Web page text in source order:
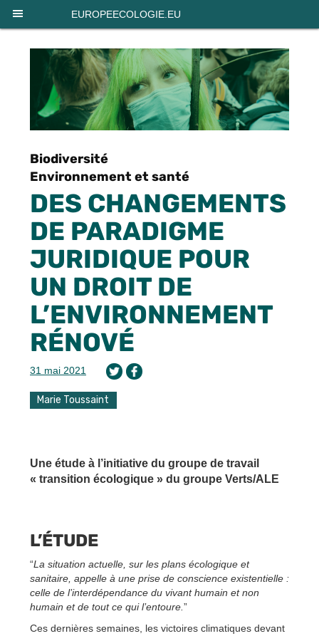
EUROPEECOLOGIE.EU
Biodiversité
Environnement et santé
DES CHANGEMENTS
DE PARADIGME
JURIDIQUE POUR
UN DROIT DE
L’ENVIRONNEMENT
RÉNOVÉ
31 mai 2021
Marie Toussaint
Une étude à l’initiative du groupe de travail
« transition écologique » du groupe Verts/ALE
L’ÉTUDE
“La situation actuelle, sur les plans écologique et
sanitaire, appelle à une prise de conscience existentielle :
celle de l’interdépendance du vivant humain et non
humain et de tout ce qui l’entoure. ”
Ces dernières semaines, les victoires climatiques devant